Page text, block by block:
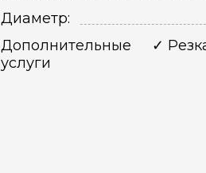
Диаметр:
Дополнительные
услуги